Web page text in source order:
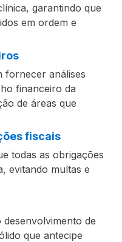
garantindo que
em ordem e
fornecer análises
financeiro da
de áreas que
fiscais
todas as obrigações
evitando multas e
de
que antecipe